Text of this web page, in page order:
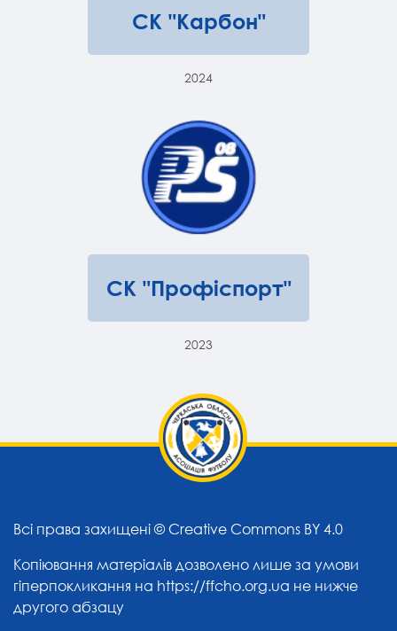
СК "Карбон"
2024
СК "Профіспорт"
2023
Всі права захищені © Creative Commons BY 4.0
Копіювання матеріалів дозволено лише за умови
гіперпокликання на https://ffcho.org.ua не нижче
другого абзацу